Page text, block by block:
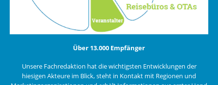
Über 13.000 Empfänger
Unsere Fachredaktion hat die wichtigsten Entwicklungen der
hiesigen Akteure im Blick, steht in Kontakt mit Regionen und